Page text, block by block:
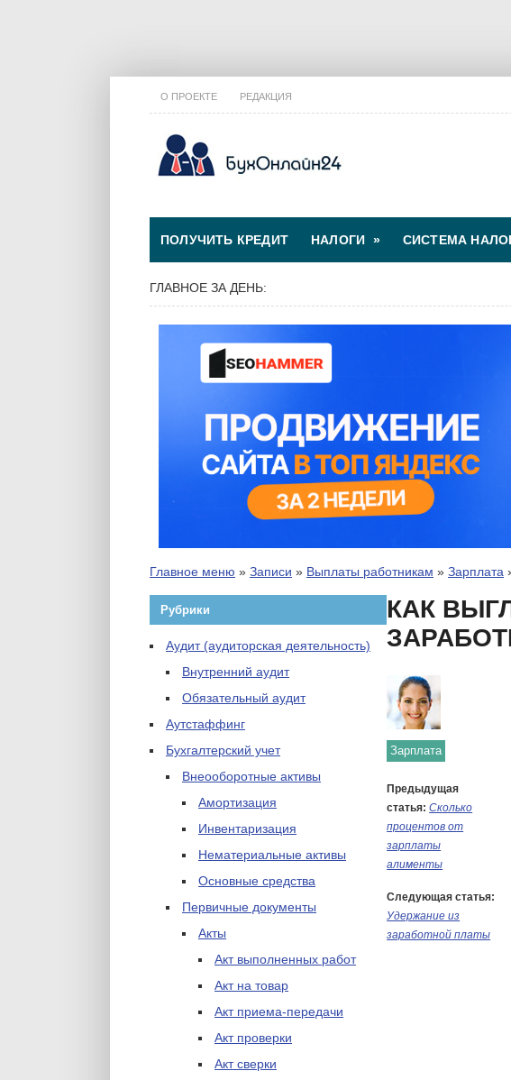
О ПРОЕКТЕ РЕДАКЦИЯ
ПОЛУЧИТЬ КРЕДИТ НАЛОГИ » СИСТЕМА
ГЛАВНОЕ ЗА ДЕНЬ:
Главное меню » Записи » Выплаты работникам » Зарплата
Рубрики
Аудит (аудиторская деятельность)
Внутренний аудит
Обязательный аудит
Аутстаффинг
Бухгалтерский учет
Внеооборотные активы
Амортизация
Инвентаризация
Нематериальные активы
Основные средства
Первичные документы
Акты
Акт выполненных работ
Акт на товар
Акт приема-передачи
Акт проверки
Акт сверки
КАК
Зарплата
Предыдущая
статья: Сколько
процентов от
зарплаты
алименты
Следующая статья:
Удержание из
заработной платы